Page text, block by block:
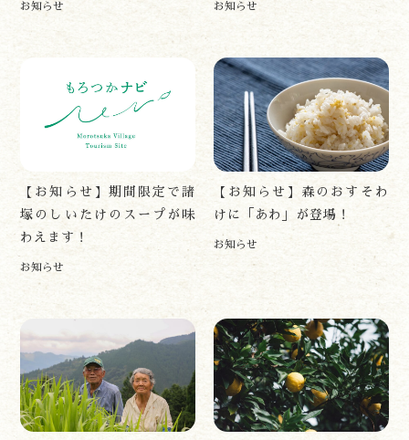
お知らせ お知らせ
【お知らせ】期間限定で諸
塚のしいたけのスープが味
わえます！
お知らせ
【お知らせ】森のおすそわ
けに「あわ」が登場！
お知らせ
食べる
泊まる
やま学校
神楽情報
森の風の記憶
アクセス
お問い合わせ
諸塚村観光協会について